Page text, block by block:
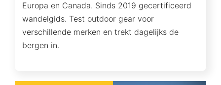
Europa en Canada. Sinds 2019 gecertificeerd
wandelgids. Test outdoor gear voor
verschillende merken en trekt dagelijks de
bergen in.